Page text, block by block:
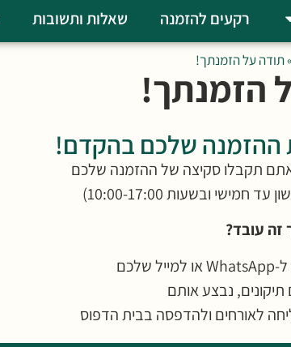
רקעים להזמנה שאלות ותשובות
»תודה על הזמנתך!
הזמנתך!
ההזמנה שלכם בהקדם!
ובשעות 10:00-17:00)
זה עובד?